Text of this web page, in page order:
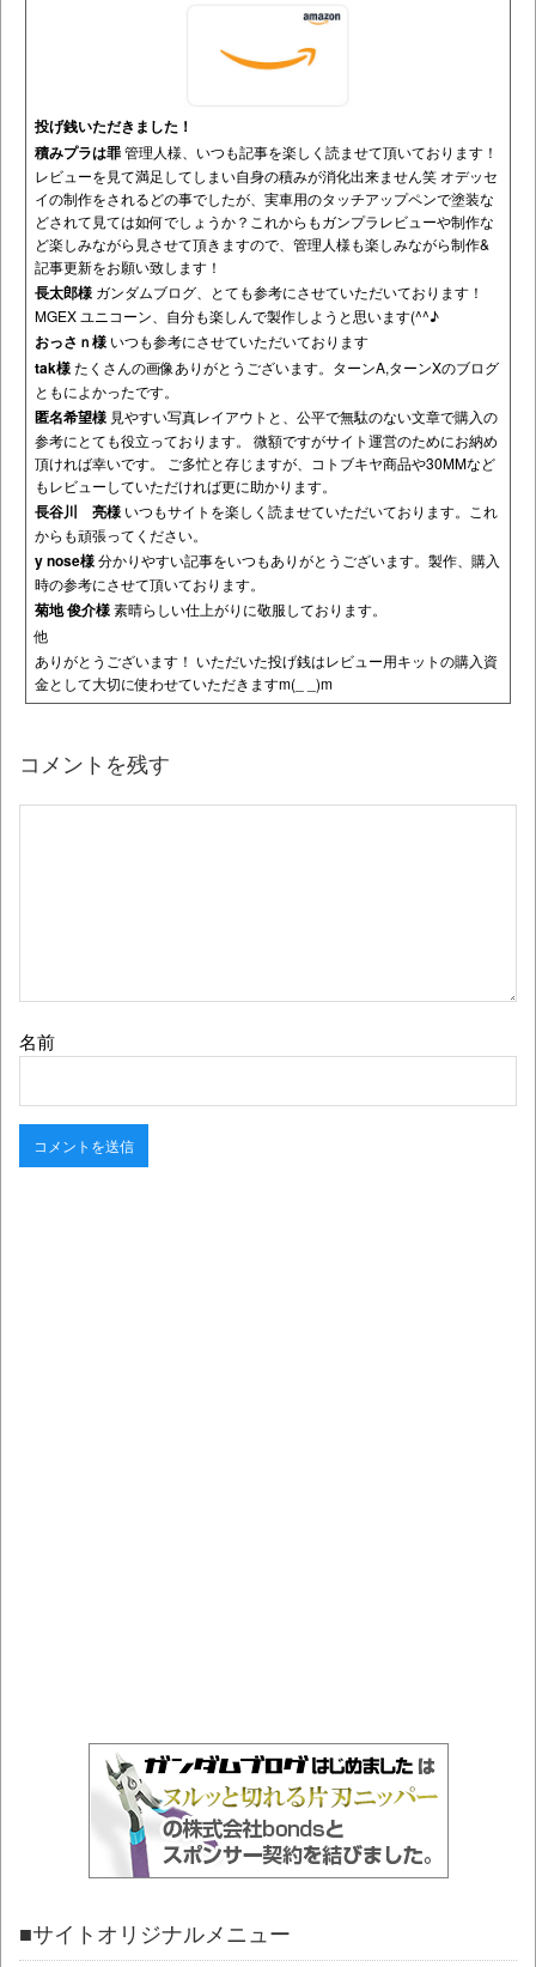
投げ銭いただきました！
積みプラは罪管理人様、いつも記事を楽しく読ませて頂いております！
レビューを見て満足してしまい自身の積みが消化出来ません笑 オデッセ
イの制作をされるどの事でしたが、実車用のタッチアップペンで塗装な
どされて見ては如何でしょうか？これからもガンプラレビューや制作な
ど楽しみながら見させて頂きますので、管理人様も楽しみながら制作&
記事更新をお願い致します！
長太郎様 ガンダムブログ、とても参考にさせていただいております！
MGEX ユニコーン、自分も楽しんで製作しようと思います(^^♪
おっさｎ様 いつも参考にさせていただいております
tak様たくさんの画像ありがとうございます。ターンA,ターンXのブログ
ともによかったです。
匿名希望様 見やすい写真レイアウトと、公平で無駄のない文章で購入の
参考にとても役立っております。 微額ですがサイト運営のためにお納め
頂ければ幸いです。 ご多忙と存じますが、コトブキヤ商品や30MMなど
もレビューしていただければ更に助かります。
長谷川 亮様 いつもサイトを楽しく読ませていただいております。これ
からも頑張ってください。
y nose様分かりやすい記事をいつもありがとうございます。製作、購入
時の参考にさせて頂いております。
菊地 俊介様素晴らしい仕上がりに敬服しております。
他
ありがとうございます！ いただいた投げ銭はレビュー用キットの購入資
金として大切に使わせていただきますm(_ _)m
コメントを残す
名前
■サイトオリジナルメニュー